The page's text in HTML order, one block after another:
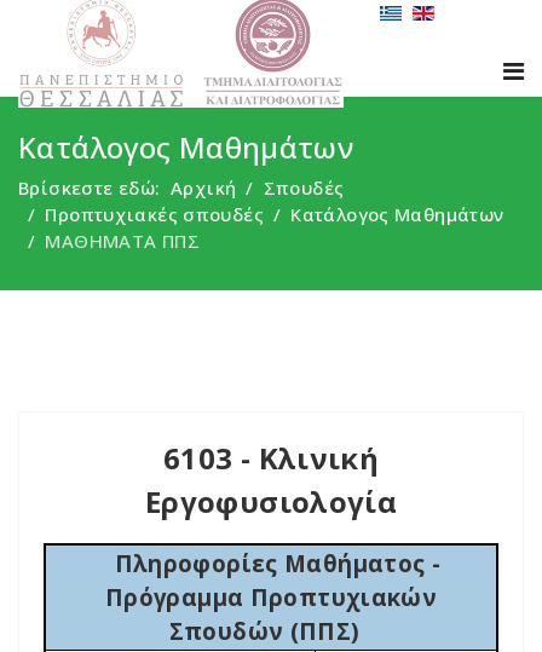
Κατάλογος Μαθημάτων
Βρίσκεστε εδώ: Αρχική
Σπουδές
Προπτυχιακές σπουδές
Κατάλογος Μαθημάτων
ΜΑΘΗΜΑΤΑ ΠΠΣ
6103 - Κλινική
Εργοφυσιολογία
Πληροφορίες Μαθήματος -
Πρόγραμμα Προπτυχιακών
Σπουδών (ΠΠΣ)